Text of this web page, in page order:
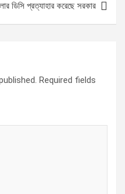
ডিসি প্রত্যাহার করেছে সরকার
Required fields